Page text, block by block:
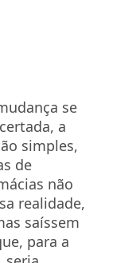
se
a
simples,
de
não
realidade,
saíssem
para a